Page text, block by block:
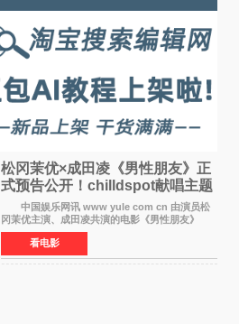
松冈茉优×成田凌《男性朋友》正
式预告公开！chilldspot献唱主题
中国娱乐网讯 www yule com cn 由演员松
冈茉优主演、成田凌共演的电影《男性朋友》
（三岛有纪子执导，11月6日上映）于8月5日公开
正式视觉图与正式预告片。同时，三人乐队
chilldspot为该片创
看电影